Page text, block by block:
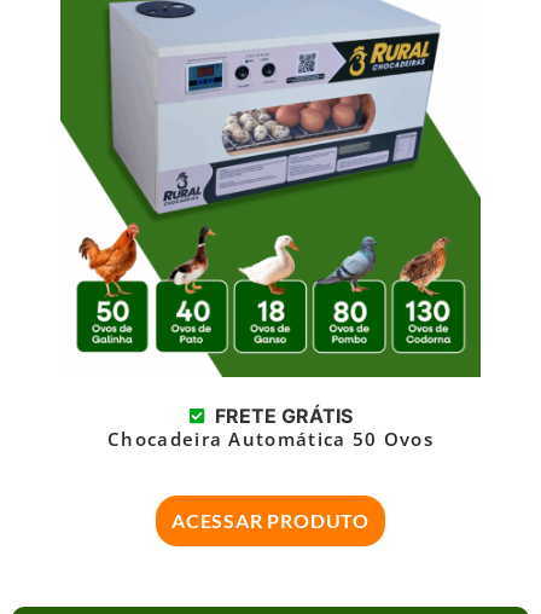
FRETE GRÁTIS
Chocadeira Automática 50 Ovos
ACESSAR PRODUTO